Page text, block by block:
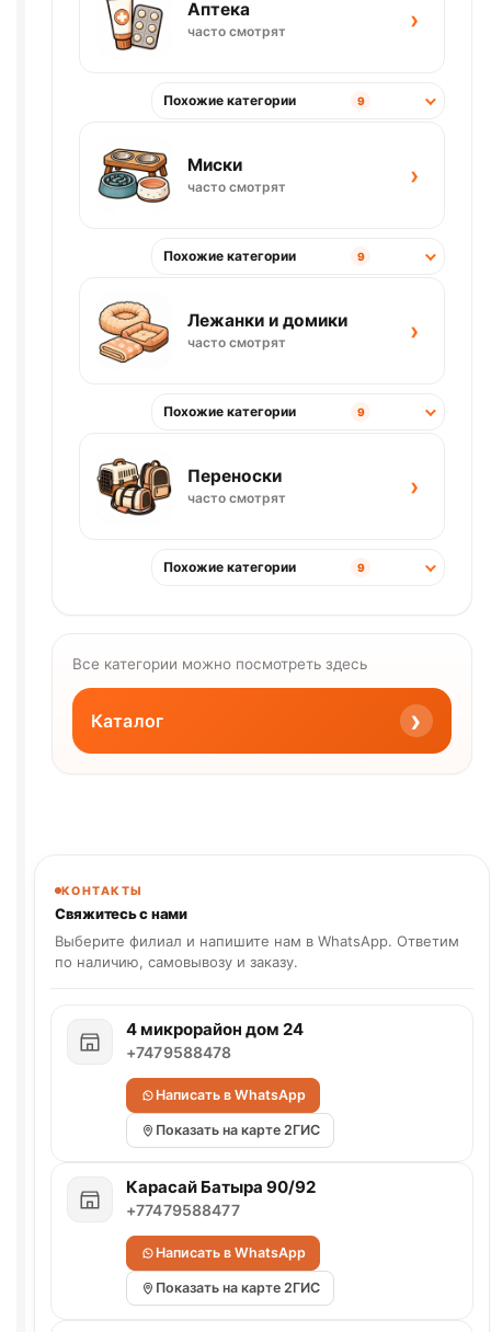
Аптека
часто смотрят ›
Похожие категории 9
Миски
часто смотрят ›
Похожие категории 9
Лежанки и домики
часто смотрят ›
Похожие категории 9
Переноски
часто смотрят ›
Похожие категории 9
Все категории можно посмотреть здесь
Каталог ›
КОНТАКТЫ
Свяжитесь с нами
Выберите филиал и напишите нам в WhatsApp. Ответим
по наличию, самовывозу и заказу.
4 микрорайон дом 24
+7479588478
Написать в WhatsApp
Показать на карте 2ГИС
Карасай Батыра 90/92
+77479588477
Написать в WhatsApp
Показать на карте 2ГИС